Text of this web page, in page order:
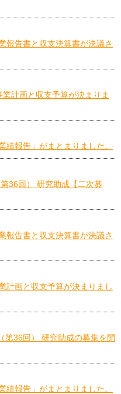
告書と収支決算書が決議さ
計画と収支予算が決まりま
報告」がまとまりました。
36回） 研究助成【二次募
告書と収支決算書が決議さ
画と収支予算が決まりまし
36回） 研究助成の募集を開
報告」がまとまりました。